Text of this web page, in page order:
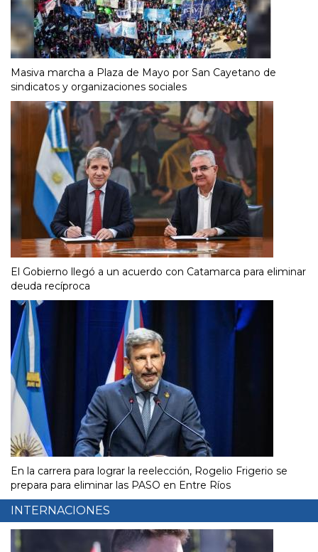
Masiva marcha a Plaza de Mayo por San Cayetano de
sindicatos y organizaciones sociales
El Gobierno llegó a un acuerdo con Catamarca para eliminar
deuda recíproca
En la carrera para lograr la reelección, Rogelio Frigerio se
prepara para eliminar las PASO en Entre Ríos
INTERNACIONES